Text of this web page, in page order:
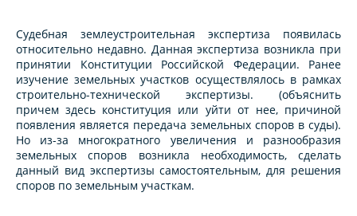
Судебная землеустроительная экспертиза появилась
относительно недавно. Данная экспертиза возникла при
принятии Конституции Российской Федерации. Ранее
изучение земельных участков осуществлялось в рамках
строительно-технической экспертизы. (объяснить
причем здесь конституция или уйти от нее, причиной
появления является передача земельных споров в суды).
Но из-за многократного увеличения и разнообразия
земельных споров возникла необходимость, сделать
данный вид экспертизы самостоятельным, для решения
споров по земельным участкам.